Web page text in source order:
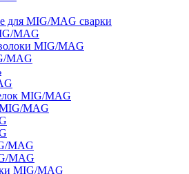
для MIG/MAG сварки
MAG
MIG/MAG
MAG
MIG/MAG
MAG
MAG
MAG
MIG/MAG